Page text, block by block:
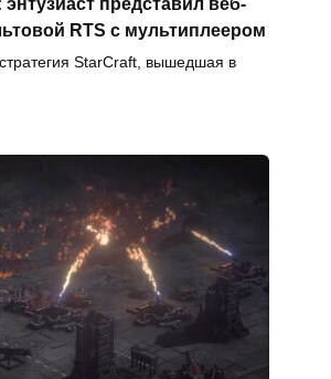
RTS с мультиплеером
StarCraft, вышедшая в